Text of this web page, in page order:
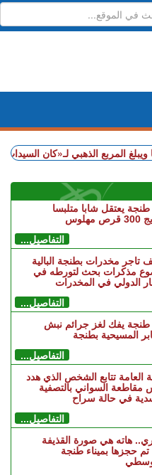
المربع الذهبي لـ«كان السيدات»
طنجة يعتقل شابا متلبسا
مهلوس
التفاصيل...
تاجر مخدرات بطنجة البالية
مذكرات بحث لتورطه في
الدولي في المخدرات
التفاصيل...
طنجة يفك لغز جرائم نبش
المسيحية بطنجة
التفاصيل...
العامة تتابع الشخص الذي هدد
مقاطعة السواني بالتصفية
في حالة سراح
التفاصيل...
هاته هي صورة القذيفة
تم حجزها بميناء طنجة